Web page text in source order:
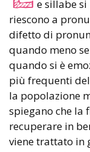
e sillabe
riescono a
difetto di
quando meno
quando si è
più frequenti
la popolazione
spiegano che la
recuperare in
viene trattato in